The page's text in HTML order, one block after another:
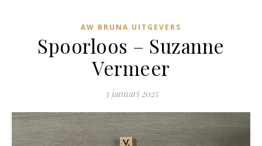
AW BRUNA UITGEVERS
Spoorloos – Suzanne
Vermeer
3 januari 2025